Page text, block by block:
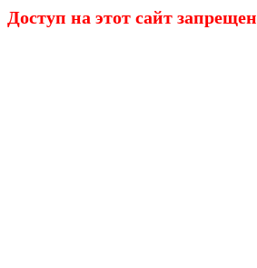
Доступ на этот сайт запрещен